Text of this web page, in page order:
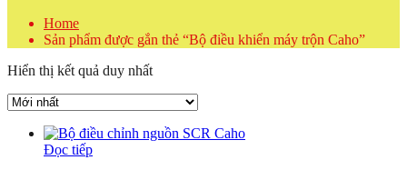
Home
Sản phẩm được gắn thẻ “Bộ điều khiển máy trộn Caho”
Hiển thị kết quả duy nhất
Đọc tiếp